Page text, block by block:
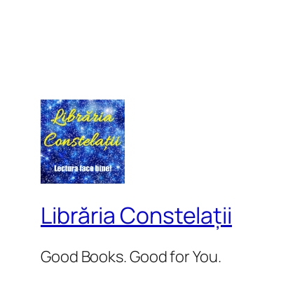
Librăria Constelații
Good Books. Good for You.